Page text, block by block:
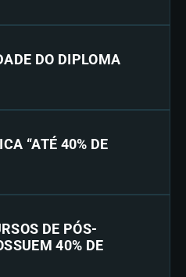
DO DIPLOMA
“ATÉ 40% DE
DE PÓS-
40% DE